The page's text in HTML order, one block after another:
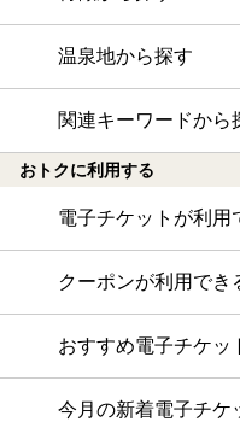
温泉地から探す
関連キーワードから
おトクに利用する
電子チケットが利用
クーポンが利用でき
おすすめ電子チケッ
今月の新着電子チケ